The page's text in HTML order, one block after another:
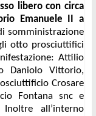
libero con circa
Emanuele II a
somministrazione
otto prosciuttifici
Attilio
Daniolo Vittorio,
Crosare
Fontana snc e
all’interno